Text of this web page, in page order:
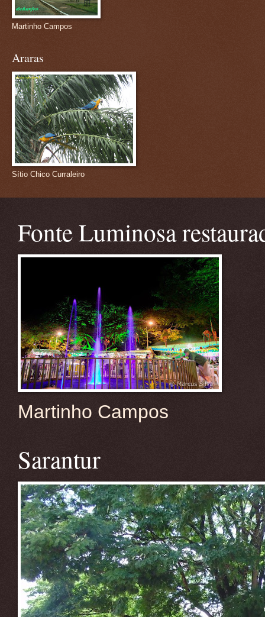
Martinho Campos
Araras
Sítio Chico Curraleiro
Fonte Luminosa
Martinho Campos
Sarantur